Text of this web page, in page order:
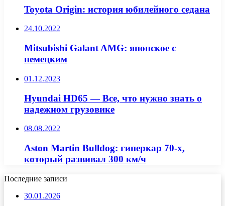
Toyota Origin: история юбилейного седана
24.10.2022
Mitsubishi Galant AMG: японское с
немецким
01.12.2023
Hyundai HD65 — Все, что нужно знать о
надежном грузовике
08.08.2022
Aston Martin Bulldog: гиперкар 70-х,
который развивал 300 км/ч
Последние записи
30.01.2026